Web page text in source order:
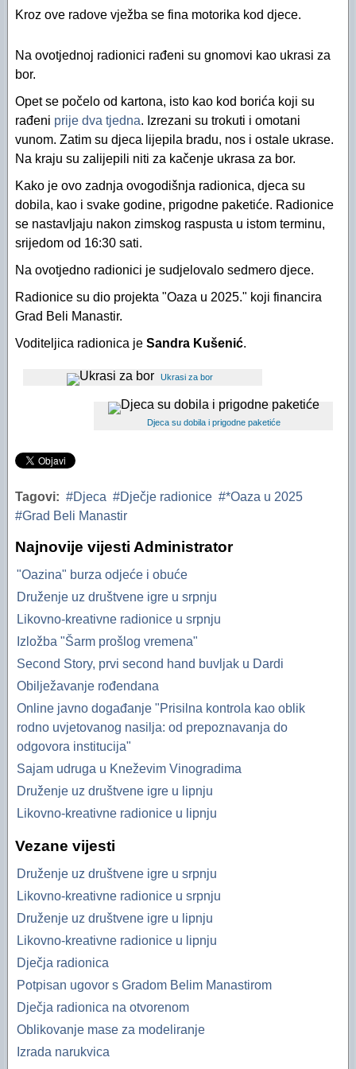
"Oazini" fotoalbumi na Facebooku (2012)
Audio- i videozapisi na YouTubeu
Izvještaj za 2016. godinu
Izvještaj za 2014. godinu
Izvještaj za 2013. godinu
Izvještaj za 2012. godinu
Izvještaj za 2011. godinu
Izvještaj za 2010. godinu
Izvještaj za 2009. godinu
Izvještaj za 2008. godinu
Izvještaj za 2007. godinu
Financijski plan i Program rada Oaze za 2023.
Izvještaj za 2006. godinu
Izvještaj za 2005. godinu
Kroz ove radove vježba se fina motorika kod djece.
Na ovotjednoj radionici rađeni su gnomovi kao ukrasi za
bor.
Opet se počelo od kartona, isto kao kod borića koji su
rađeni prije dva tjedna. Izrezani su trokuti i omotani
vunom. Zatim su djeca lijepila bradu, nos i ostale ukrase.
Na kraju su zalijepili niti za kačenje ukrasa za bor.
Kako je ovo zadnja ovogodišnja radionica, djeca su
dobila, kao i svake godine, prigodne paketiće. Radionice
se nastavljaju nakon zimskog raspusta u istom terminu,
srijedom od 16:30 sati.
Na ovotjedno radionici je sudjelovalo sedmero djece.
Radionice su dio projekta "Oaza u 2025." koji financira
Grad Beli Manastir.
Voditeljica radionica je Sandra Kušenić.
Ukrasi za bor
Djeca su dobila i prigodne paketiće
Tagovi: Djeca Dječje radionice
*Oaza u 2025
Grad Beli Manastir
Najnovije vijesti Administrator
"Oazina" burza odjeće i obuće
Druženje uz društvene igre u srpnju
Likovno-kreativne radionice u srpnju
Izložba "Šarm prošlog vremena"
Second Story, prvi second hand buvljak u Dardi
Obilježavanje rođendana
Online javno događanje "Prisilna kontrola kao oblik
rodno uvjetovanog nasilja: od prepoznavanja do
odgovora institucija"
Sajam udruga u Kneževim Vinogradima
Druženje uz društvene igre u lipnju
Likovno-kreativne radionice u lipnju
Vezane vijesti
Druženje uz društvene igre u srpnju
Likovno-kreativne radionice u srpnju
Druženje uz društvene igre u lipnju
Likovno-kreativne radionice u lipnju
Dječja radionica
Potpisan ugovor s Gradom Belim Manastirom
Dječja radionica na otvorenom
Oblikovanje mase za modeliranje
Izrada narukvica